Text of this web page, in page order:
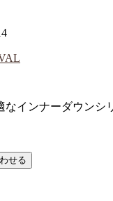
インナーダウンシ